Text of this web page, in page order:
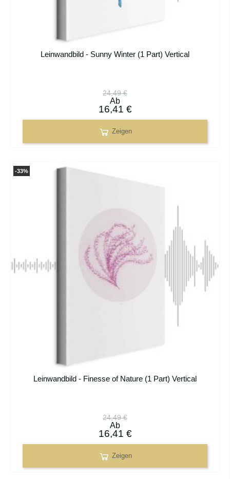
Leinwandbild - Sunny Winter (1 Part) Vertical
24,49 €
Ab
16,41 €
Zeigen
Leinwandbild - Finesse of Nature (1 Part) Vertical
24,49 €
Ab
16,41 €
Zeigen
-33%